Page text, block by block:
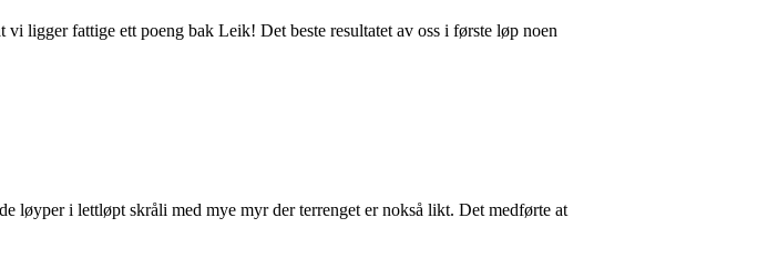
ligger fattige ett poeng bak Leik! Det beste resultatet av oss i første løp noen
i lettløpt skråli med mye myr der terrenget er nokså likt. Det medførte at